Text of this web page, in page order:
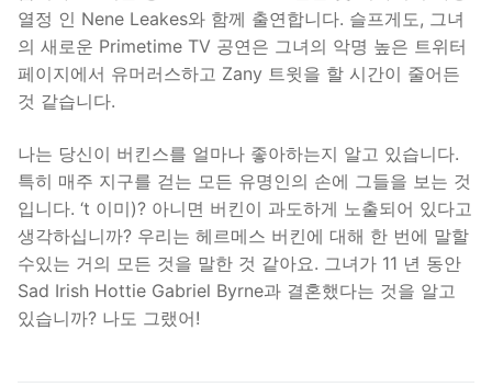
열정 인 Nene Leakes와 함께 출연합니다. 슬프게도, 그녀
의 새로운 Primetime TV 공연은 그녀의 악명 높은 트위터
페이지에서 유머러스하고 Zany 트윗을 할 시간이 줄어든
것 같습니다.
나는 당신이 버킨스를 얼마나 좋아하는지 알고 있습니다.
특히 매주 지구를 걷는 모든 유명인의 손에 그들을 보는 것
입니다. ‘t 이미)? 아니면 버킨이 과도하게 노출되어 있다고
생각하십니까? 우리는 헤르메스 버킨에 대해 한 번에 말할
수있는 거의 모든 것을 말한 것 같아요. 그녀가 11 년 동안
Sad Irish Hottie Gabriel Byrne과 결혼했다는 것을 알고
있습니까? 나도 그랬어!